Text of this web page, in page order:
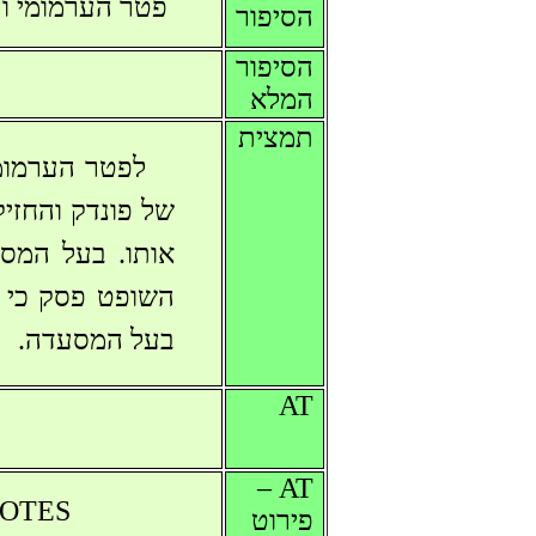
פטר הערמומי
הסיפור
הסיפור
המלא
לפטר
של פונדק
אותו. בעל
השופט פסק כי
בעל המסעדה.
תמצית
AT
AT –
פירוט